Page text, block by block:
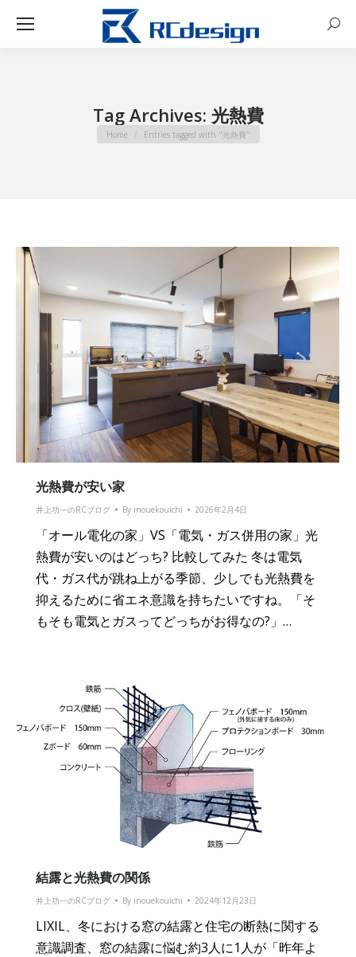
Tag Archives: 光熱費
You are here:
Home Entries tagged with "光熱費"
光熱費が安い家
井上功一のRCブログ By inouekouichi 2026年2月4日
「オール電化の家」VS「電気・ガス併用の家」光
熱費が安いのはどっち? 比較してみた 冬は電気
代・ガス代が跳ね上がる季節、少しでも光熱費を
抑えるために省エネ意識を持ちたいですね。「そ
もそも電気とガスってどっちがお得なの?」…
結露と光熱費の関係
井上功一のRCブログ By inouekouichi 2024年12月23日
LIXIL、冬における窓の結露と住宅の断熱に関する
意識調査、窓の結露に悩む約3人に1人が「昨年よ